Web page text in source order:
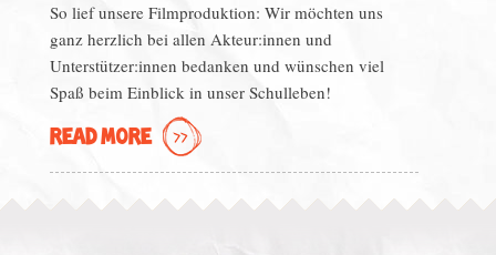
So lief unsere Filmproduktion: Wir möchten uns
ganz herzlich bei allen Akteur:innen und
Unterstützer:innen bedanken und wünschen viel
Spaß beim Einblick in unser Schulleben!
READ MORE